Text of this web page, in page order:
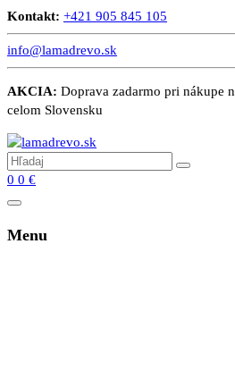
Kontakt: +421 905 845 105
info@lamadrevo.sk
AKCIA: Doprava zadarmo pri nákupe
celom Slovensku
0 0 €
Menu